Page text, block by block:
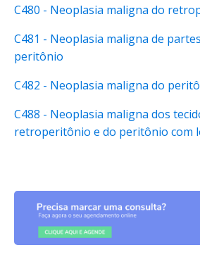
C480 - Neoplasia maligna do
C481 - Neoplasia maligna de
peritônio
C482 - Neoplasia maligna do
C488 - Neoplasia maligna dos
retroperitônio e do peritônio com